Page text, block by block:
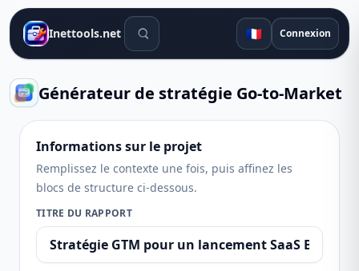
Inettools.net Outils de recherche 🇫🇷 Connexion
Générateur de stratégie Go-to-Market
Informations sur le projet
Remplissez le contexte une fois, puis affinez les
blocs de structure ci-dessous.
TITRE DU RAPPORT